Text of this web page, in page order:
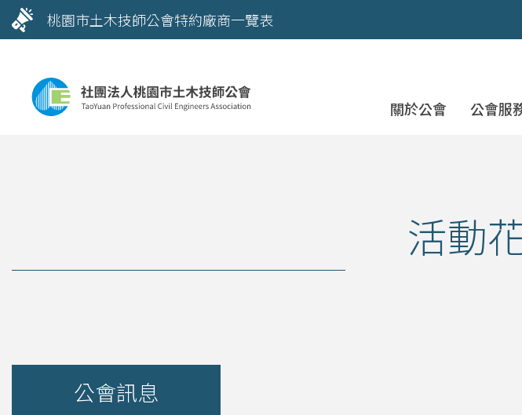
桃園市土木技師公會特約廠商一覽表
關於公會 公會服
活動
公會訊息